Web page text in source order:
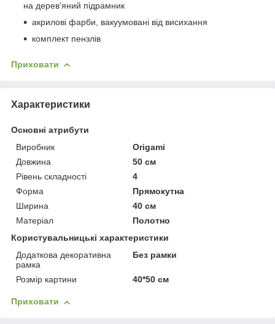
на дерев'яний підрамник
акрилові фарби, вакуумовані від висихання
комплект пензлів
Приховати
Характеристики
Основні атрибути
Виробник
Origami
Довжина
50 см
Рівень складності
4
Форма
Прямокутна
Ширина
40 см
Матеріал
Полотно
Користувальницькі характеристики
Додаткова декоративна
рамка
Без рамки
Розмір картини 40*50 см
Приховати